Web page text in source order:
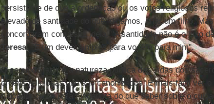
persistente de que a ordenação ou os votos religiosos
elevado de santidade do que, digamos, criar um filho.
concordaram com essa ideia. "A santidade não é o luxo
Teresa. "É um dever simples para você e para mim".
O segundo fator é a natureza pública das vidas dos
ordens religiosas que são canonizados. É mais fácil ver
fundador ou de uma fundadora do que saber sobre o